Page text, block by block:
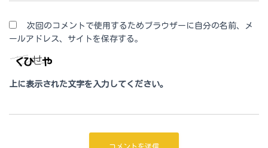
次回のコメントで使用するためブラウザーに自分の名前、メ
ールアドレス、サイトを保存する。
上に表示された文字を入力してください。